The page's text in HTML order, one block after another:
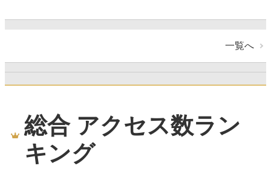
一覧へ
総合 アクセス数ラン
キング